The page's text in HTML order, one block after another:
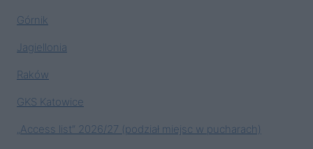
Górnik
Jagiellonia
Raków
GKS Katowice
„Access list” 2026/27 (podział miejsc w pucharach)